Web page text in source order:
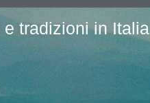
tradizioni in Italia